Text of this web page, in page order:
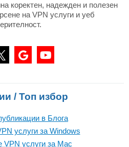
коректен, надежден и полезен
на VPN услуги и уеб
/ Топ избор
в Блога
услуги за Windows
VPN услуги за Mac